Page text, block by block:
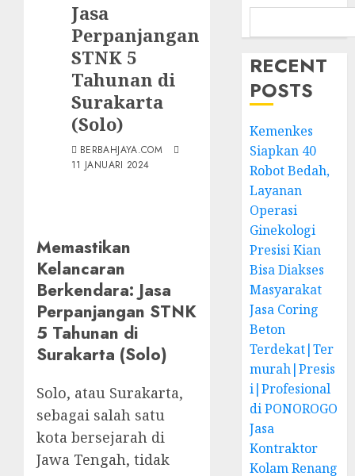
Jasa
Perpanjangan
STNK 5
Tahunan di
Surakarta
(Solo)
BERBAHJAYA.COM
11 JANUARI 2024
Memastikan
Kelancaran
Berkendara: Jasa
Perpanjangan STNK
5 Tahunan di
Surakarta (Solo)
Solo, atau Surakarta,
sebagai salah satu
kota bersejarah di
Jawa Tengah, tidak
RECENT
POSTS
Kemenkes
Siapkan 40
Robot Bedah,
Layanan
Operasi
Ginekologi
Presisi Kian
Bisa Diakses
Masyarakat
Jasa Coring
Beton
Terdekat|Ter
murah|Presis
i|Profesional
di PONOROGO
Jasa
Kontraktor
Kolam Renang